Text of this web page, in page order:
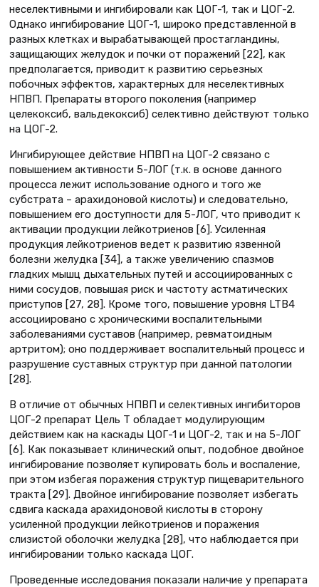
неселективными и ингибировали как ЦОГ-1, так и ЦОГ-2.
Однако ингибирование ЦОГ-1, широко представленной в
разных клетках и вырабатывающей простагландины,
защищающих желудок и почки от поражений [22], как
предполагается, приводит к развитию серьезных
побочных эффектов, характерных для неселективных
НПВП. Препараты второго поколения (например
целекоксиб, вальдекоксиб) селективно действуют только
на ЦОГ-2.
Ингибирующее действие НПВП на ЦОГ-2 связано с
повышением активности 5-ЛОГ (т.к. в основе данного
процесса лежит использование одного и того же
субстрата – арахидоновой кислоты) и следовательно,
повышением его доступности для 5-ЛОГ, что приводит к
активации продукции лейкотриенов [6]. Усиленная
продукция лейкотриенов ведет к развитию язвенной
болезни желудка [34], а также увеличению спазмов
гладких мышц дыхательных путей и ассоциированных с
ними сосудов, повышая риск и частоту астматических
приступов [27, 28]. Кроме того, повышение уровня LTB4
ассоциировано с хроническими воспалительными
заболеваниями суставов (например, ревматоидным
артритом); оно поддерживает воспалительный процесс и
разрушение суставных структур при данной патологии
[28].
В отличие от обычных НПВП и селективных ингибиторов
ЦОГ-2 препарат Цель Т обладает модулирующим
действием как на каскады ЦОГ-1 и ЦОГ-2, так и на 5-ЛОГ
[6]. Как показывает клинический опыт, подобное двойное
ингибирование позволяет купировать боль и воспаление,
при этом избегая поражения структур пищеварительного
тракта [29]. Двойное ингибирование позволяет избегать
сдвига каскада арахидоновой кислоты в сторону
усиленной продукции лейкотриенов и поражения
слизистой оболочки желудка [28], что наблюдается при
ингибировании только каскада ЦОГ.
Проведенные исследования показали наличие у препарата